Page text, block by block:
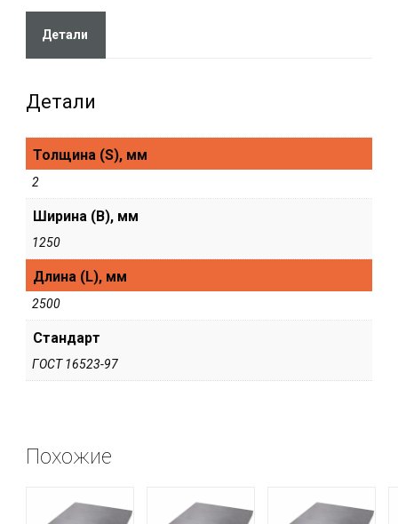
Детали
Детали
Толщина (S), мм
2
Ширина (В), мм
1250
Длина (L), мм
2500
Стандарт
ГОСТ 16523-97
Похожие